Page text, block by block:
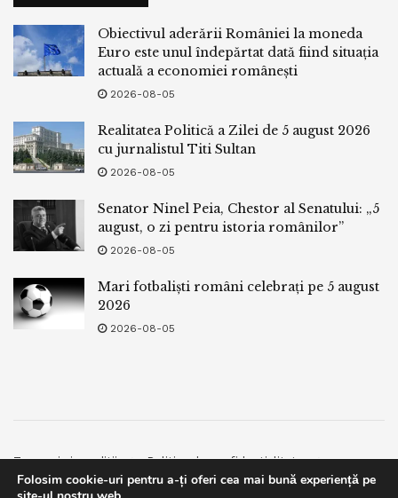
Obiectivul aderării României la moneda
Euro este unul îndepărtat dată fiind situația
actuală a economiei românești
2026-08-05
Realitatea Politică a Zilei de 5 august 2026
cu jurnalistul Titi Sultan
2026-08-05
Senator Ninel Peia, Chestor al Senatului: „5
august, o zi pentru istoria românilor”
2026-08-05
Mari fotbaliști români celebrați pe 5 august
2026
2026-08-05
Termeni si conditii
Politica de confidentialitate
Facebook
Contact
Folosim cookie-uri pentru a-ți oferi cea mai bună experiență pe